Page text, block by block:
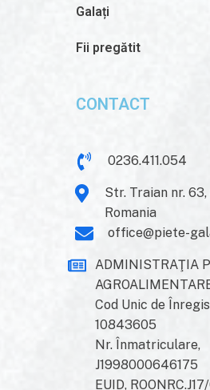
Galați
Fii pregătit
CONTACT
0236.411.054
Str. Traian nr.
Romania
office@piete-
ADMINISTRAŢIA
Cod Unic de
10843605
Nr. Înmatriculare,
J1998000646175
EUID,